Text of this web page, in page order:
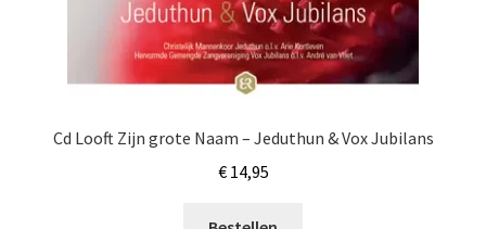
Cd Looft Zijn grote Naam – Jeduthun & Vox Jubilans
€14,95